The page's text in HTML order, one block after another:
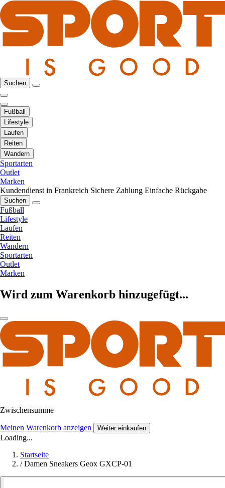
Suchen
Fußball
Lifestyle
Laufen
Reiten
Wandern
Sportarten
Outlet
Marken
Kundendienst in Frankreich Sichere Zahlung Einfache Rückgabe
Suchen
Fußball
Lifestyle
Laufen
Reiten
Wandern
Sportarten
Outlet
Marken
Wird zum Warenkorb hinzugefügt...
Zwischensumme
Meinen Warenkorb anzeigen Weiter einkaufen
Loading...
Startseite
/ Damen Sneakers Geox GXCP-01